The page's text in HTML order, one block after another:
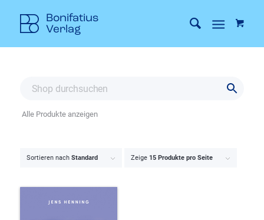
Sortieren nach Standard Zeige 15 Produkte pro Seite
Alle Produkte anzeigen